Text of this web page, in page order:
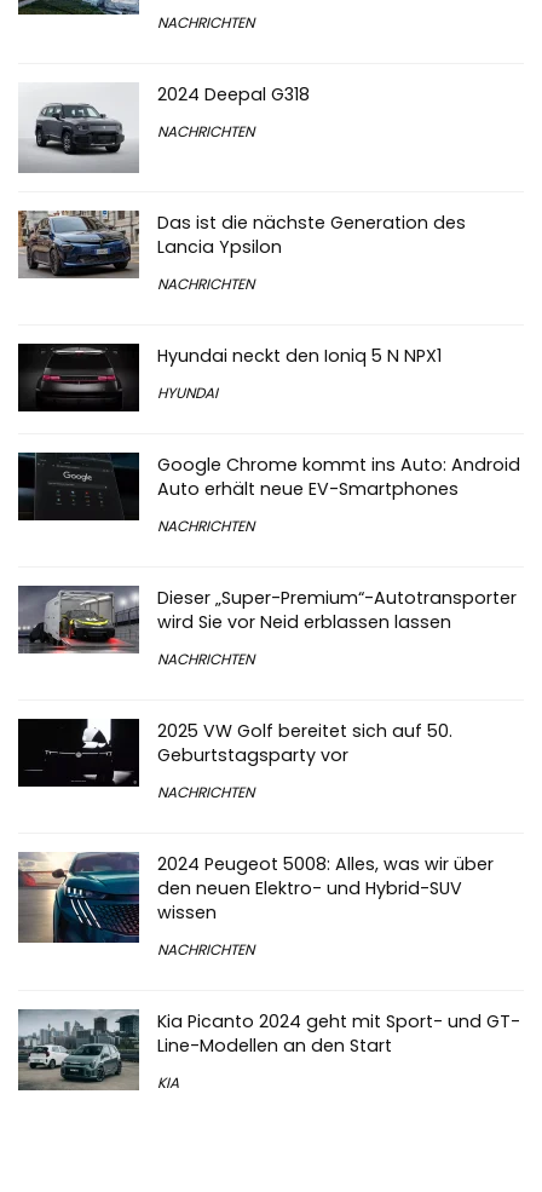
NACHRICHTEN
2024 Deepal G318
NACHRICHTEN
Das ist die nächste Generation des
Lancia Ypsilon
NACHRICHTEN
Hyundai neckt den Ioniq 5 N NPX1
HYUNDAI
Google Chrome kommt ins Auto: Android
Auto erhält neue EV-Smartphones
NACHRICHTEN
Dieser „Super-Premium“-Autotransporter
wird Sie vor Neid erblassen lassen
NACHRICHTEN
2025 VW Golf bereitet sich auf 50.
Geburtstagsparty vor
NACHRICHTEN
2024 Peugeot 5008: Alles, was wir über
den neuen Elektro- und Hybrid-SUV
wissen
NACHRICHTEN
Kia Picanto 2024 geht mit Sport- und GT-
Line-Modellen an den Start
KIA